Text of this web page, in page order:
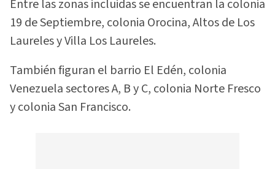
Entre las zonas incluidas se encuentran la colonia
19 de Septiembre, colonia Orocina, Altos de Los
Laureles y Villa Los Laureles.
También figuran el barrio El Edén, colonia
Venezuela sectores A, B y C, colonia Norte Fresco
y colonia San Francisco.